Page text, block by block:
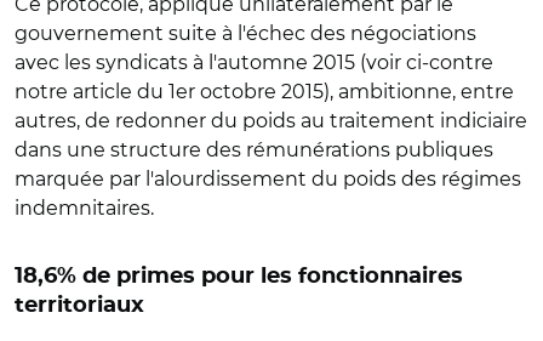
gouvernement suite à l'échec des négociations
avec les syndicats à l'automne 2015 (voir ci-contre
notre article du 1er octobre 2015), ambitionne, entre
autres, de redonner du poids au traitement indiciaire
dans une structure des rémunérations publiques
marquée par l'alourdissement du poids des régimes
indemnitaires.
18,6% de primes pour les fonctionnaires
territoriaux